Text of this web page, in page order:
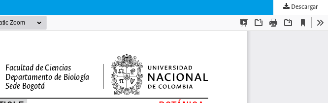
Descargar